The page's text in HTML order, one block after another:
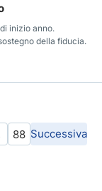
inizio anno.
della fiducia.
88 Successiva